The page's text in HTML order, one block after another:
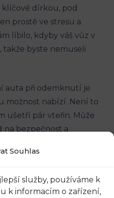
Souhlas
služby, používáme k
k informacím o zařízení,
dírkou, pod
prostě ve stresu a
líbilo, kdyby váš vůz v
byste nemuseli
auta při odemknutí je
možnost nabízí. Není to
ušetří pár vteřin. Může
bezpečnost a
vašeho vozidla.
a využití této funkce,